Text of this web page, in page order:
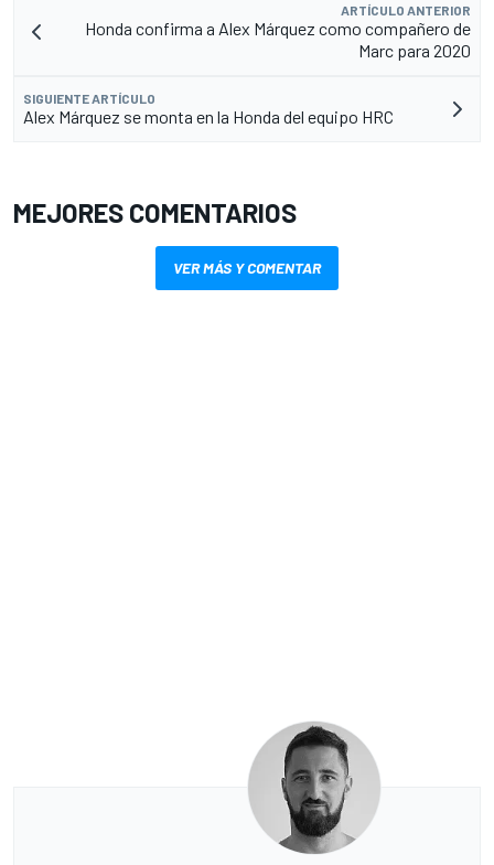
ARTÍCULO ANTERIOR
Honda confirma a Alex Márquez como compañero de
Marc para 2020
SIGUIENTE ARTÍCULO
Alex Márquez se monta en la Honda del equipo HRC
MEJORES COMENTARIOS
VER MÁS Y COMENTAR